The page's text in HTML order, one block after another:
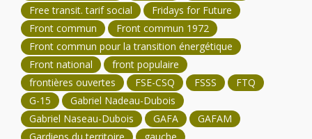
Free transit. tarif social
Fridays for Future
Front commun
Front commun 1972
Front commun pour la transition énergétique
Front national
front populaire
frontières ouvertes
FSE-CSQ FSSS
FTQ
G-15
Gabriel Nadeau-Dubois
Gabriel Naseau-Dubois
GAFA
GAFAM